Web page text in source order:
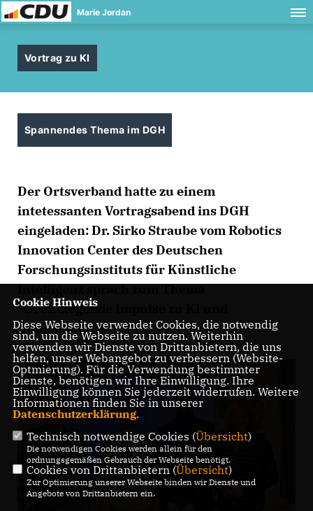
Marie Jordan
Vortrag zu KI
Spannendes Thema im DGH
Der Ortsverband hatte zu einem
intetessanten Vortragsabend ins DGH
eingeladen: Dr. Sirko Straube vom Robotics
Innovation Center des Deutschen
Forschungsinstituts für Künstliche
Intelligenz sprach zum Thema
"Grundlegende Impulse zu KI und
Autonomie.
Cookie Hinweis
Diese Webseite verwendet Cookies, die notwendig
sind, um die Webseite zu nutzen. Weiterhin
verwenden wir Dienste von Drittanbietern, die uns
helfen, unser Webangebot zu verbessern (Website-
Optmierung). Für die Verwendung bestimmter
Dienste, benötigen wir Ihre Einwilligung. Ihre
Einwilligung können Sie jederzeit widerrufen. Weitere
Informationen finden Sie in unserer
Datenschutzerklärung.
Technisch notwendige Cookies (Übersicht)
Die notwendigen Cookies werden allein für den
ordnungsgemäßen Gebrauch der Webseite benötigt.
Cookies von Drittanbietern (Übersicht)
Zur Optimierung unserer Webseite binden wir Dienste und
Angebote von Drittanbietern ein.